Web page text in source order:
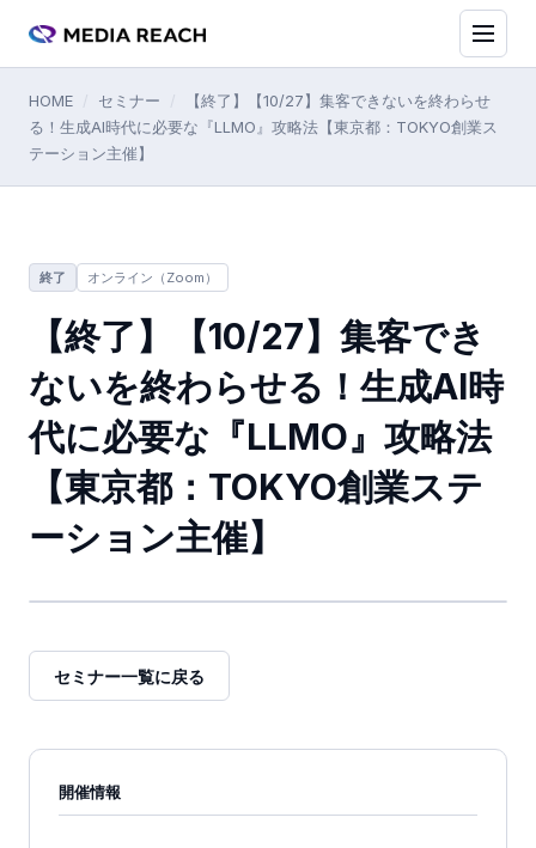
HOME セミナー
【終了】【10/27】集客できないを終わらせ
る！生成AI時代に必要な『LLMO』攻略法【東京都：TOKYO創業ス
テーション主催】
終了 オンライン（Zoom）
【終了】【10/27】集客でき
ないを終わらせる！生成AI時
代に必要な『LLMO』攻略法
【東京都：TOKYO創業ステ
ーション主催】
セミナー一覧に戻る
開催情報